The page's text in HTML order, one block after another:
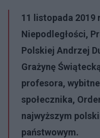
11 listopada 2019
Niepodległości,
Polskiej Andrzej
Grażynę
profesora,
społecznika,
najwyższym
państwowym.